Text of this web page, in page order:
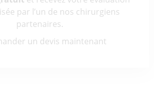
par l’un de nos chirurgiens
partenaires.
un devis maintenant